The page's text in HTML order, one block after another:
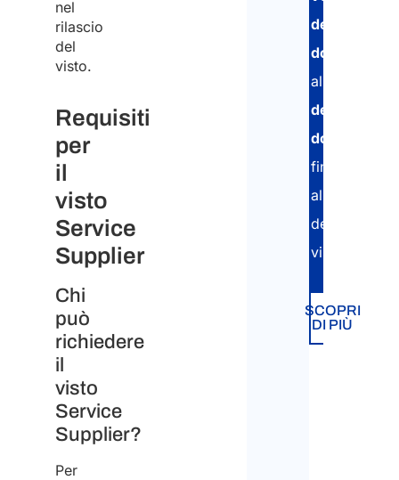
nel
rilascio
del
visto.
Requisiti
per
il
visto
Service
Supplier
Chi
può
richiedere
il
visto
Service
Supplier?
Per
dei
documenti
alla
della
domanda
fino
del
visto.
SCOPRI
DI PIÙ